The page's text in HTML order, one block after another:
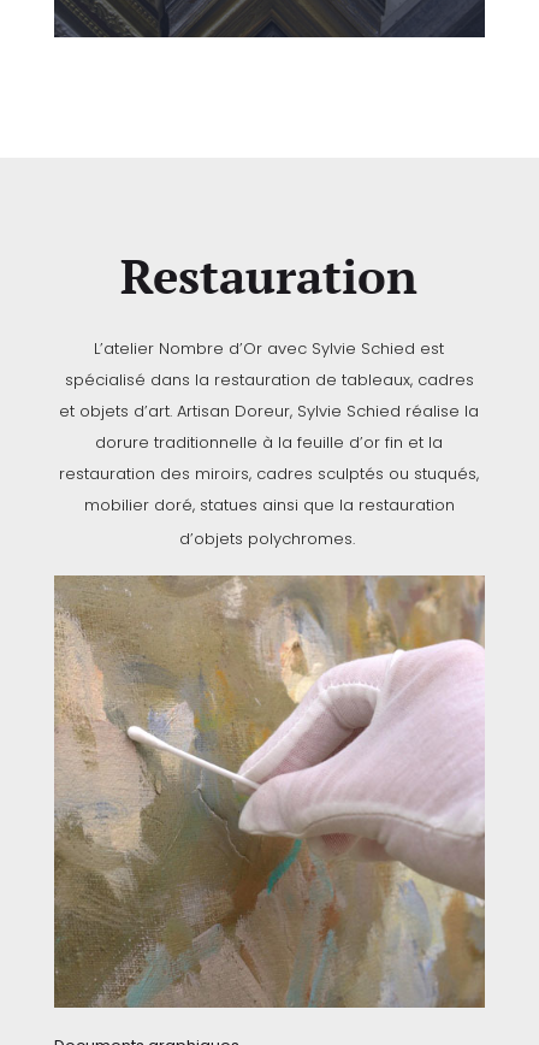
Restauration
L’atelier Nombre d’Or avec Sylvie Schied est
spécialisé dans la restauration de tableaux, cadres
et objets d’art. Artisan Doreur, Sylvie Schied réalise la
dorure traditionnelle à la feuille d’or fin et la
restauration des miroirs, cadres sculptés ou stuqués,
mobilier doré, statues ainsi que la restauration
d’objets polychromes.